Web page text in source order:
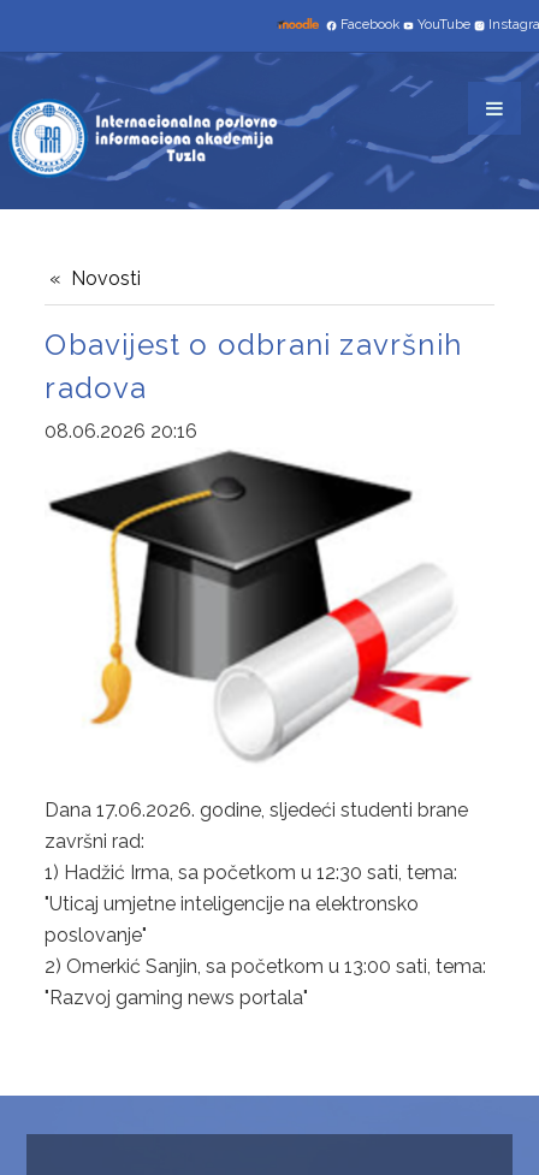
Facebook YouTube
Novosti
Obavijest o odbrani završnih
radova
08.06.2026 20:16
Dana 17.06.2026. godine, sljedeći studenti brane
završni rad:
1) Hadžić Irma, sa početkom u 12:30 sati, tema:
"Uticaj umjetne inteligencije na elektronsko
poslovanje"
2) Omerkić Sanjin, sa početkom u 13:00 sati, tema:
"Razvoj gaming news portala"
STUDIJSKI PROGRAMI
TROGODIŠNJI
INFORMACIONE TEHNOLGIJE
SAVREMENO POSLOVANJE I INFORMATIČKI
MENADŽMENT
ČETVEROGODIŠNJI
INFORMATIKA I RAČUNARSTVO
UPIS
OSIGURANJE KVALITETA
SISTEM OSIGURANJA KVALITETA
MEĐUNARODNA SARADNJA
ENGLISH
ABOUT US